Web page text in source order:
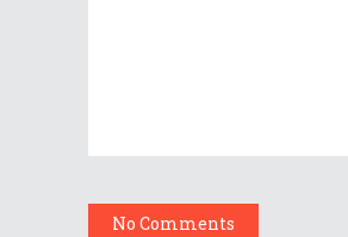
No Comments